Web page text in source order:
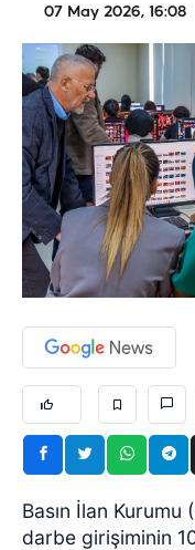
07 May 2026, 16:08
Basın İlan Kurumu
darbe girişiminin